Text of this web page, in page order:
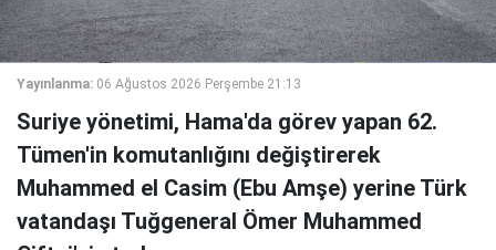
Yayınlanma: 06 Ağustos 2026 Perşembe 21:13
Suriye yönetimi, Hama'da görev yapan 62.
Tümen'in komutanlığını değiştirerek
Muhammed el Casim (Ebu Amşe) yerine Türk
vatandaşı Tuğgeneral Ömer Muhammed